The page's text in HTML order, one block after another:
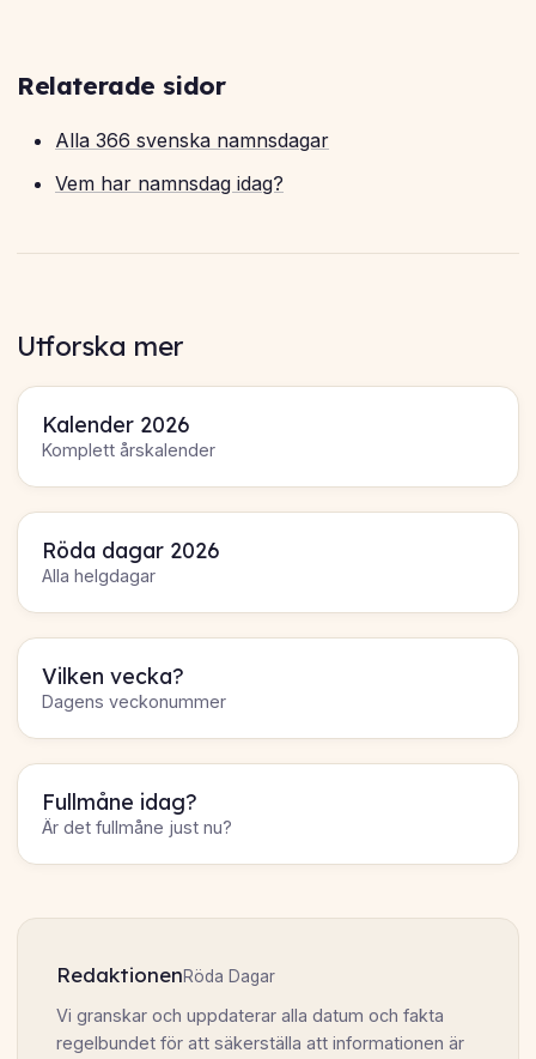
Relaterade sidor
Alla 366 svenska namnsdagar
Vem har namnsdag idag?
Utforska mer
Kalender 2026
Komplett årskalender
Röda dagar 2026
Alla helgdagar
Vilken vecka?
Dagens veckonummer
Fullmåne idag?
Är det fullmåne just nu?
RedaktionenRöda Dagar
Vi granskar och uppdaterar alla datum och fakta
regelbundet för att säkerställa att informationen är